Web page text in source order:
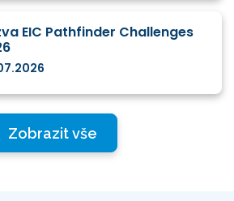
EIC Pathfinder Challenges
Zobrazit vše